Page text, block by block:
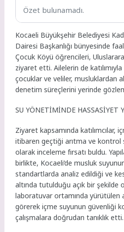
Özet bulunamadı.
Kocaeli Büyükşehir Belediyesi
Dairesi Başkanlığı bünyesinde
Çocuk Köyü öğrencileri,
ziyaret etti. Ailelerin de
çocuklar ve veliler, musluklardan
denetim süreçlerini yerinde
SU YÖNETİMİNDE HASSASİYET
Ziyaret kapsamında katılımcılar,
itibaren geçtiği arıtma ve kontrol
olarak inceleme fırsatı buldu.
birlikte, Kocaeli’de musluk
standartlarda analiz edildiği ve
altında tutulduğu açık bir şekilde
laboratuvar ortamında yürütülen
görerek içme suyunun güvenliği
çalışmalara doğrudan tanıklık etti.